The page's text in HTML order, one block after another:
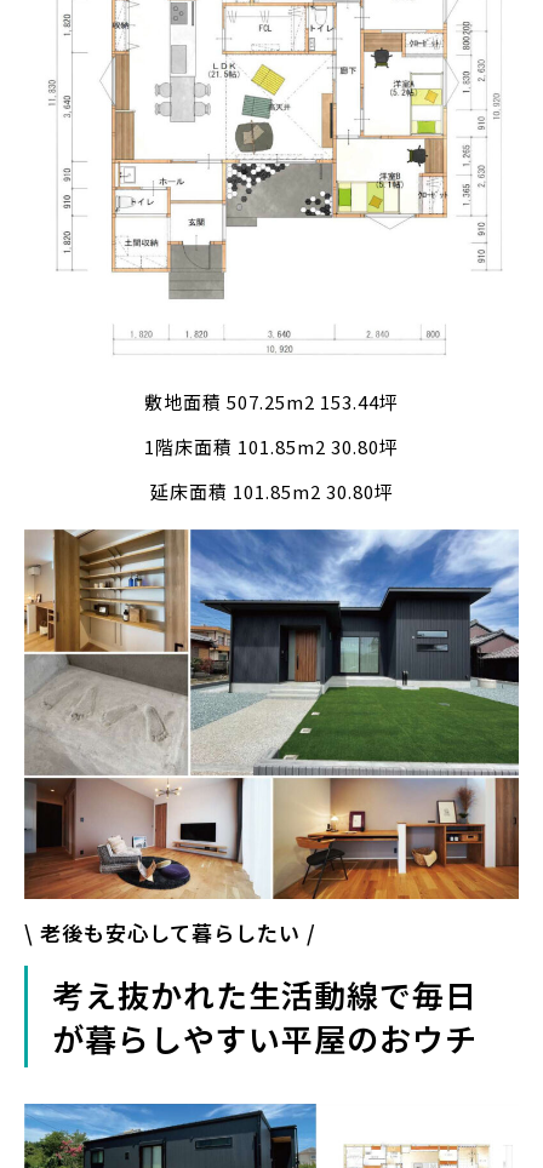
敷地面積 507.25m2 153.44坪
1階床面積 101.85m2 30.80坪
延床面積 101.85m2 30.80坪
\ 老後も安心して暮らしたい /
考え抜かれた生活動線で毎日
が暮らしやすい平屋のおウチ